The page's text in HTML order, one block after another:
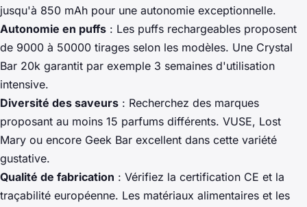
jusqu'à 850 mAh pour une autonomie exceptionnelle.
Autonomie en puffs : Les puffs rechargeables proposent
de 9000 à 50000 tirages selon les modèles. Une Crystal
Bar 20k garantit par exemple 3 semaines d'utilisation
intensive.
Diversité des saveurs : Recherchez des marques
proposant au moins 15 parfums différents. VUSE, Lost
Mary ou encore Geek Bar excellent dans cette variété
gustative.
Qualité de fabrication : Vérifiez la certification CE et la
traçabilité européenne. Les matériaux alimentaires et les